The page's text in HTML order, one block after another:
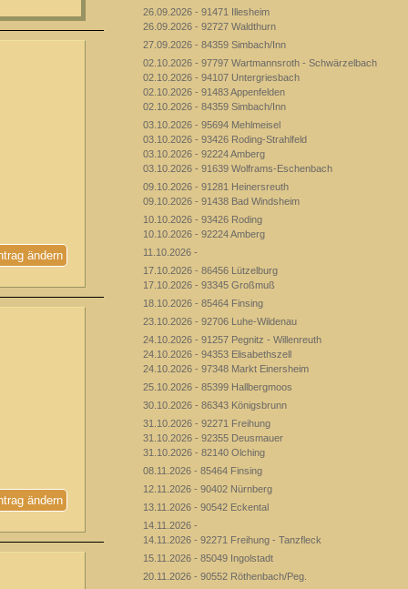
ändern
ändern
26.09.2026 - 91471 Illesheim
26.09.2026 - 92727 Waldthurn
27.09.2026 - 84359 Simbach/Inn
02.10.2026 - 97797 Wartmannsroth - Schwärzelbach
02.10.2026 - 94107 Untergriesbach
02.10.2026 - 91483 Appenfelden
02.10.2026 - 84359 Simbach/Inn
03.10.2026 - 95694 Mehlmeisel
03.10.2026 - 93426 Roding-Strahlfeld
03.10.2026 - 92224 Amberg
03.10.2026 - 91639 Wolframs-Eschenbach
09.10.2026 - 91281 Heinersreuth
09.10.2026 - 91438 Bad Windsheim
10.10.2026 - 93426 Roding
10.10.2026 - 92224 Amberg
11.10.2026 -
17.10.2026 - 86456 Lützelburg
17.10.2026 - 93345 Großmuß
18.10.2026 - 85464 Finsing
23.10.2026 - 92706 Luhe-Wildenau
24.10.2026 - 91257 Pegnitz - Willenreuth
24.10.2026 - 94353 Elisabethszell
24.10.2026 - 97348 Markt Einersheim
25.10.2026 - 85399 Hallbergmoos
30.10.2026 - 86343 Königsbrunn
31.10.2026 - 92271 Freihung
31.10.2026 - 92355 Deusmauer
31.10.2026 - 82140 Olching
08.11.2026 - 85464 Finsing
12.11.2026 - 90402 Nürnberg
13.11.2026 - 90542 Eckental
14.11.2026 -
14.11.2026 - 92271 Freihung - Tanzfleck
15.11.2026 - 85049 Ingolstadt
20.11.2026 - 90552 Röthenbach/Peg.